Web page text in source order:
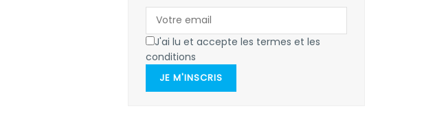
J'ai lu et accepte les termes et les
conditions
JE M'INSCRIS